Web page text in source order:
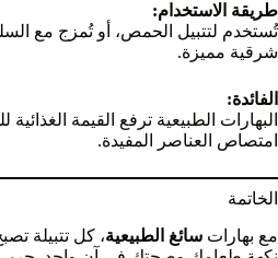
طريقة الاستخدام:
تُستخدم لتتبيل الحمص، أو تُمزج مع
شرقية مميزة.
الفائدة:
البهارات الطبيعية ترفع القيمة
امتصاص العناصر المفيدة.
الخاتمة
مع بهارات سائغ الطبيعية، كل تتبيلة